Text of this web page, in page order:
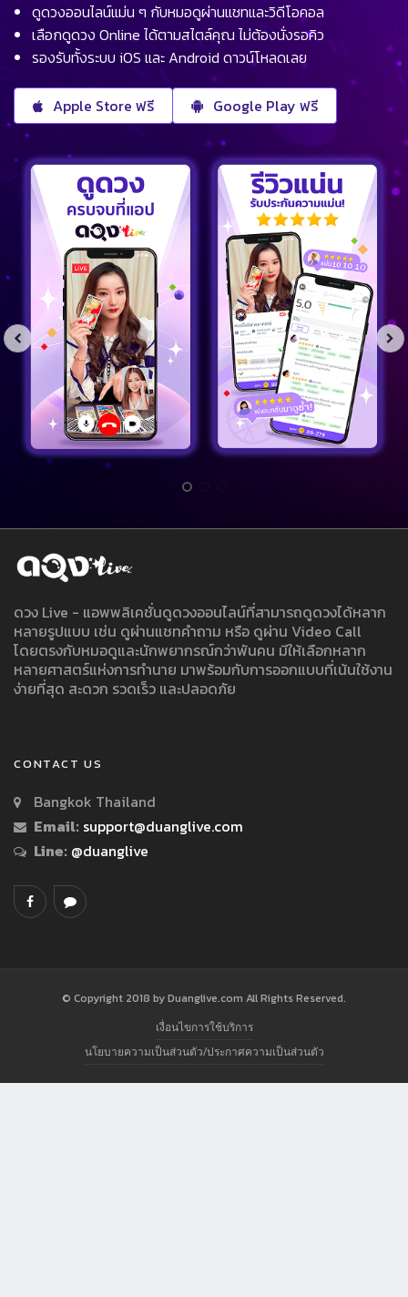
ดูดวงออนไลน์แม่น ๆ กับหมอดูผ่านแชทและวิดีโอคอล
เลือกดูดวง Online ได้ตามสไตล์คุณ ไม่ต้องนั่งรอคิว
รองรับทั้งระบบ iOS และ Android ดาวน์โหลดเลย
Apple Store ฟรี Google Play ฟรี
ดวง Live - แอพพลิเคชั่นดูดวงออนไลน์ที่สามารถดูดวงได้หลาก
หลายรูปแบบ เช่น ดูผ่านแชทคำถาม หรือ ดูผ่าน Video Call
โดยตรงกับหมอดูและนักพยากรณ์กว่าพันคน มีให้เลือกหลาก
หลายศาสตร์แห่งการทำนาย มาพร้อมกับการออกแบบที่เน้นใช้งาน
ง่ายที่สุด สะดวก รวดเร็ว และปลอดภัย
CONTACT US
Bangkok Thailand
Email: support@duanglive.com
Line: @duanglive
© Copyright 2018 by Duanglive.com All Rights Reserved.
เงื่อนไขการใช้บริการ
นโยบายความเป็นส่วนตัว/ประกาศความเป็นส่วนตัว